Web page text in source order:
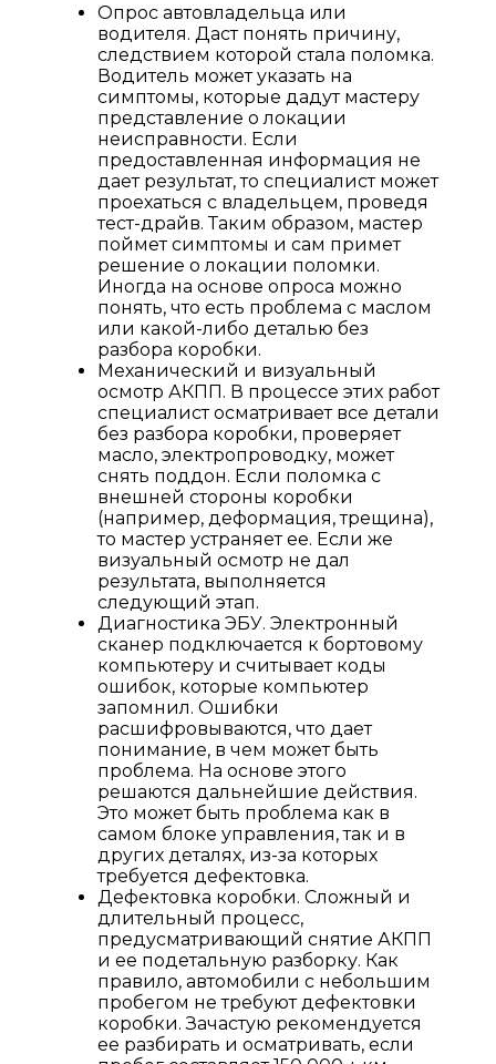
Опрос автовладельца или
водителя. Даст понять причину,
следствием которой стала поломка.
Водитель может указать на
симптомы, которые дадут мастеру
представление о локации
неисправности. Если
предоставленная информация не
дает результат, то специалист может
проехаться с владельцем, проведя
тест-драйв. Таким образом, мастер
поймет симптомы и сам примет
решение о локации поломки.
Иногда на основе опроса можно
понять, что есть проблема с маслом
или какой-либо деталью без
разбора коробки.
Механический и визуальный
осмотр АКПП. В процессе этих работ
специалист осматривает все детали
без разбора коробки, проверяет
масло, электропроводку, может
снять поддон. Если поломка с
внешней стороны коробки
(например, деформация, трещина),
то мастер устраняет ее. Если же
визуальный осмотр не дал
результата, выполняется
следующий этап.
Диагностика ЭБУ. Электронный
сканер подключается к бортовому
компьютеру и считывает коды
ошибок, которые компьютер
запомнил. Ошибки
расшифровываются, что дает
понимание, в чем может быть
проблема. На основе этого
решаются дальнейшие действия.
Это может быть проблема как в
самом блоке управления, так и в
других деталях, из-за которых
требуется дефектовка.
Дефектовка коробки. Сложный и
длительный процесс,
предусматривающий снятие АКПП
и ее подетальную разборку. Как
правило, автомобили с небольшим
пробегом не требуют дефектовки
коробки. Зачастую рекомендуется
ее разбирать и осматривать, если